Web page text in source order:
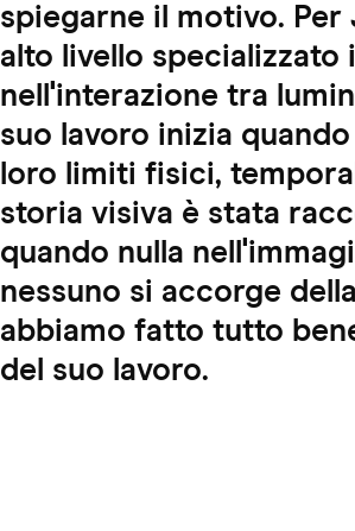
spiegarne il motivo.
alto livello specializzato
nell'interazione tra
suo lavoro inizia
loro limiti fisici,
storia visiva è stata
quando nulla
nessuno si accorge
abbiamo fatto tutto
del suo lavoro.